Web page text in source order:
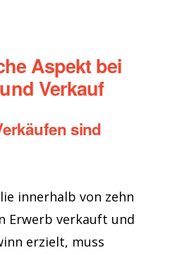
Aspekt bei
Verkauf
sind
innerhalb von zehn
Erwerb verkauft und
erzielt, muss